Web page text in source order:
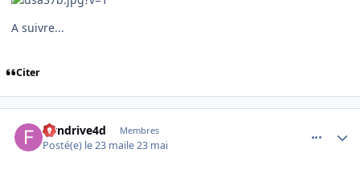
A suivre...
Citer
flyndrive4d Membres
Posté(e) le 23 maile 23 mai